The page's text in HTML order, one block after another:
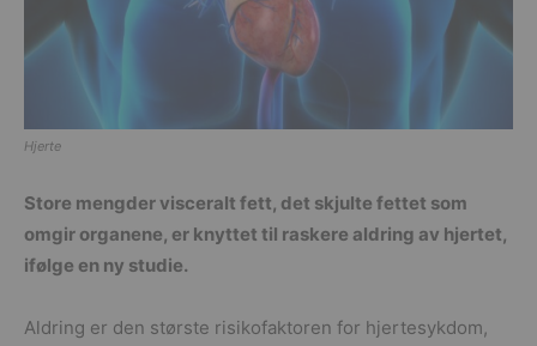
Hjerte
Store mengder visceralt fett, det skjulte fettet som
omgir organene, er knyttet til raskere aldring av hjertet,
ifølge en ny studie.
Aldring er den største risikofaktoren for hjertesykdom,